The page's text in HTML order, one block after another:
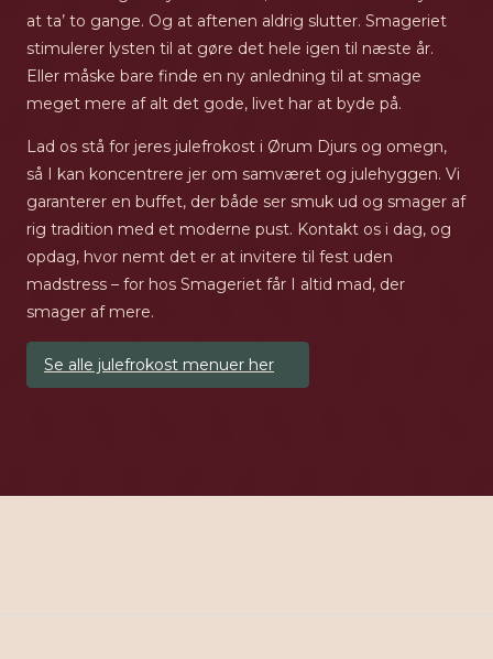
at ta’ to gange. Og at aftenen aldrig slutter. Smageriet
stimulerer lysten til at gøre det hele igen til næste år.
Eller måske bare finde en ny anledning til at smage
meget mere af alt det gode, livet har at byde på.
Lad os stå for jeres julefrokost i Ørum Djurs og omegn,
så I kan koncentrere jer om samværet og julehyggen. Vi
garanterer en buffet, der både ser smuk ud og smager af
rig tradition med et moderne pust. Kontakt os i dag, og
opdag, hvor nemt det er at invitere til fest uden
madstress – for hos Smageriet får I altid mad, der
smager af mere.
Se alle julefrokost menuer her